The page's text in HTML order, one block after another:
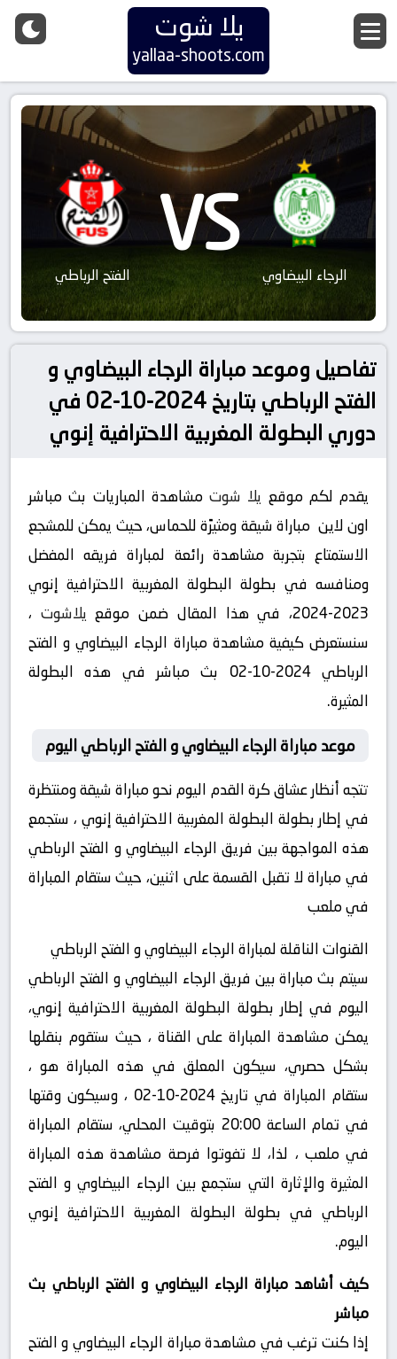
يلا شوت
yallaa-shoots.com
الرجاء البيضاوي VS الفتح الرباطي
تفاصيل وموعد مباراة الرجاء البيضاوي و
الفتح الرباطي بتاريخ 2024-10-02 في
دوري البطولة المغربية الاحترافية إنوي
يقدم لكم موقع يلا شوت مشاهدة المباريات بث مباشر
اون لاين مباراة شيقة ومثيرًة للحماس، حيث يمكن للمشجع
الاستمتاع بتجربة مشاهدة رائعة لمباراة فريقه المفضل
ومنافسه في بطولة البطولة المغربية الاحترافية إنوي
2023-2024، في هذا المقال ضمن موقع
يلاشوت ،
سنستعرض كيفية مشاهدة مباراة الرجاء البيضاوي و الفتح
الرباطي 2024-10-02 بث مباشر في هذه البطولة
المثيرة.
موعد مباراة الرجاء البيضاوي و الفتح الرباطي اليوم
تتجه أنظار عشاق كرة القدم اليوم نحو مباراة شيقة ومنتظرة
في إطار بطولة البطولة المغربية الاحترافية إنوي ، ستجمع
هذه المواجهة بين فريق الرجاء البيضاوي و الفتح الرباطي
في مباراة لا تقبل القسمة على اثنين، حيث ستقام المباراة
في ملعب
القنوات الناقلة لمباراة الرجاء البيضاوي و الفتح الرباطي
سيتم بث مباراة بين فريق الرجاء البيضاوي و الفتح الرباطي
اليوم في إطار بطولة البطولة المغربية الاحترافية إنوي،
يمكن مشاهدة المباراة على القناة ، حيث ستقوم بنقلها
بشكل حصري، سيكون المعلق في هذه المباراة هو ،
ستقام المباراة في تاريخ 2024-10-02 ، وسيكون وقتها
في تمام الساعة 20:00 بتوقيت المحلي، ستقام المباراة
في ملعب ، لذا، لا تفوتوا فرصة مشاهدة هذه المباراة
المثيرة والإثارة التي ستجمع بين الرجاء البيضاوي و الفتح
الرباطي في بطولة البطولة المغربية الاحترافية إنوي
اليوم.
كيف أشاهد مباراة الرجاء البيضاوي و الفتح الرباطي بث
مباشر
إذا كنت ترغب في مشاهدة مباراة الرجاء البيضاوي و الفتح